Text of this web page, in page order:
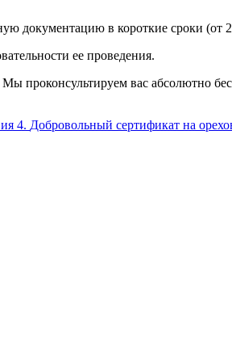
документацию в короткие сроки (от
ее проведения.
проконсультируем вас абсолютно
4. Добровольный сертификат на